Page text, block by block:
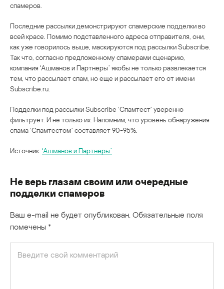
спамеров.
Последние рассылки демонстрируют спамерские подделки во
всей красе. Помимо подставленного адреса отправителя, они,
как уже говорилось выше, маскируются под рассылки Subscribe.
Так что, согласно предложенному спамерами сценарию,
компания ‘Ашманов и Партнеры’ якобы не только развлекается
тем, что рассылает спам, но еще и рассылает его от имени
Subscribe.ru.
Подделки под рассылки Subscribe ‘Спамтест’ уверенно
фильтрует. И не только их. Напомним, что уровень обнаружения
спама ‘Спамтестом’ составляет 90-95%.
Источник: ‘Ашманов и Партнеры’
Не верь глазам своим или очередные
подделки спамеров
Ваш e-mail не будет опубликован. Обязательные поля
помечены *